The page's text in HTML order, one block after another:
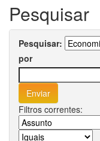
Pesquisar
Pesquisar:
por
Filtros correntes: